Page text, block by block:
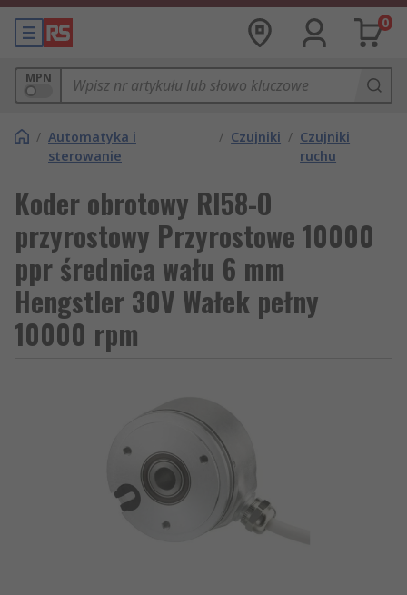
0
MPN
/ Automatyka i
sterowanie
/ Czujniki / Czujniki
ruchu
Koder obrotowy RI58-O
przyrostowy Przyrostowe 10000
ppr średnica wału 6 mm
Hengstler 30V Wałek pełny
10000 rpm